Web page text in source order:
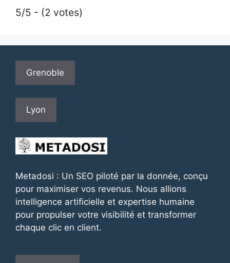
5/5 - (2 votes)
Grenoble
Lyon
Metadosi : Un SEO piloté par la donnée, conçu
pour maximiser vos revenus. Nous allions
intelligence artificielle et expertise humaine
pour propulser votre visibilité et transformer
chaque clic en client.